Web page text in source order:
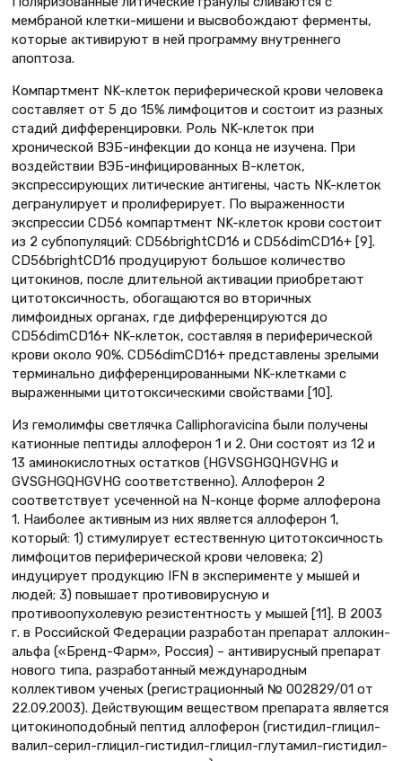
мембраной клетки-мишени и высвобождают ферменты,
которые активируют в ней программу внутреннего
апоптоза.
Компартмент NK-клеток периферической крови человека
составляет от 5 до 15% лимфоцитов и состоит из разных
стадий дифференцировки. Роль NK-клеток при
хронической ВЭБ-инфекции до конца не изучена. При
воздействии ВЭБ-инфицированных В-клеток,
экспрессирующих литические антигены, часть NK-клеток
дегранулирует и пролиферирует. По выраженности
экспрессии CD56 компартмент NK-клеток крови состоит
из 2 субпопуляций: CD56brightCD16 и CD56dimCD16+ [9].
CD56brightCD16 продуцируют большое количество
цитокинов, после длительной активации приобретают
цитотоксичность, обогащаются во вторичных
лимфоидных органах, где дифференцируются до
CD56dimCD16+ NK-клеток, составляя в периферической
крови около 90%. CD56dimCD16+ представлены зрелыми
терминально дифференцированными NK-клетками с
выраженными цитотоксическими свойствами [10].
Из гемолимфы светлячка Calliphoravicina были получены
катионные пептиды аллоферон 1 и 2. Они состоят из 12 и
13 аминокислотных остатков (HGVSGHGQHGVHG и
GVSGHGQHGVHG соответственно). Аллоферон 2
соответствует усеченной на N-конце форме аллоферона
1. Наиболее активным из них является аллоферон 1,
который: 1) стимулирует естественную цитотоксичность
лимфоцитов периферической крови человека; 2)
индуцирует продукцию IFN в эксперименте у мышей и
людей; 3) повышает противовирусную и
противоопухолевую резистентность у мышей [11]. В 2003
г. в Российской Федерации разработан препарат аллокин-
альфа («Бренд-Фарм», Россия) – антивирусный препарат
нового типа, разработанный международным
коллективом ученых (регистрационный № 002829/01 от
22.09.2003). Действующим веществом препарата является
цитокиноподобный пептид аллоферон (гистидил-глицил-
валил-серил-глицил-гистидил-глицил-глутамил-гистидил-